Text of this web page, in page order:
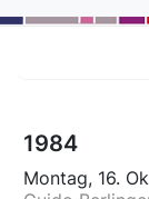
1984
Montag, 16.